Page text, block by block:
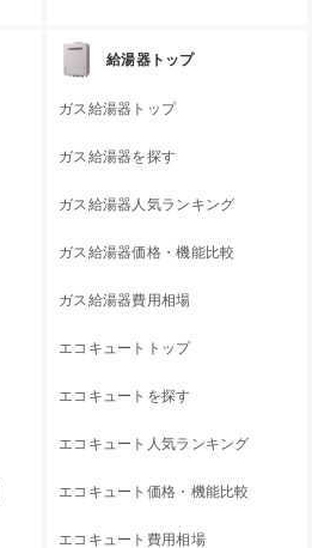
給湯器トップ
ガス給湯器トップ
ガス給湯器を探す
ガス給湯器人気ランキング
ガス給湯器価格・機能比較
ガス給湯器費用相場
エコキュートトップ
エコキュートを探す
エコキュート人気ランキング
エコキュート価格・機能比較
エコキュート費用相場